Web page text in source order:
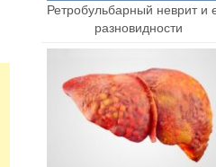
Ретробульбарный неврит и
разновидности